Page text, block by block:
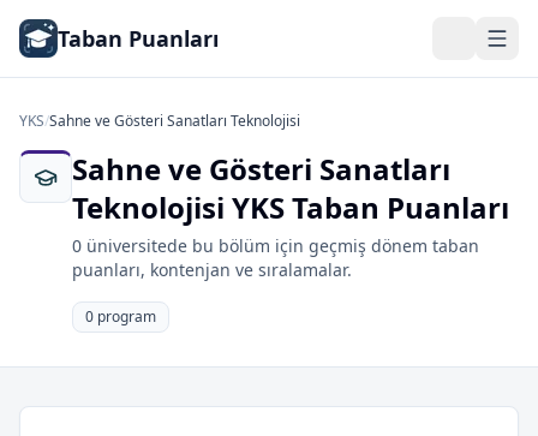
Taban Puanları
YKS/Sahne ve Gösteri Sanatları Teknolojisi
Sahne ve Gösteri Sanatları
Teknolojisi YKS Taban Puanları
0 üniversitede bu bölüm için geçmiş dönem taban
puanları, kontenjan ve sıralamalar.
0 program